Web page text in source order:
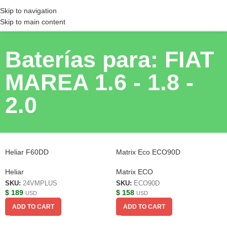
Skip to navigation
Skip to main content
Baterías para: FIAT
MAREA 1.6 - 1.8 -
2.0
Heliar F60DD
Heliar
SKU: 24VMPLUS
$ 189 USD
ADD TO CART
Matrix Eco ECO90D
Matrix ECO
SKU: ECO90D
$ 158 USD
ADD TO CART